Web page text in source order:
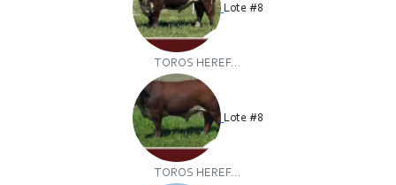
Lote #8
TOROS HEREF...
Lote #8
TOROS HEREF...